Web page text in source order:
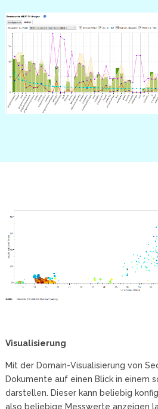
Visualisierung
Mit der Domain-Visualisierung von
Dokumente auf einen Blick in einem
darstellen. Dieser kann beliebig
also beliebige Messwerte anzeigen